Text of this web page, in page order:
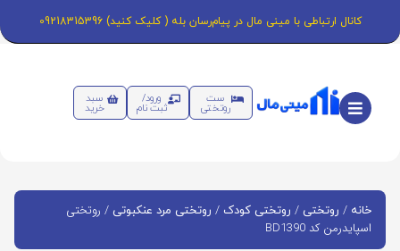
کانال ارتباطی با مینی مال در پیام‌رسان بله ( کلیک کنید) 09218315396
ست
روتختی
ورود/
ثبت نام
سبد
خرید
خانه / روتختی / روتختی کودک / روتختی مرد عنکبوتی / روتختی
اسپایدرمن کد BD1390